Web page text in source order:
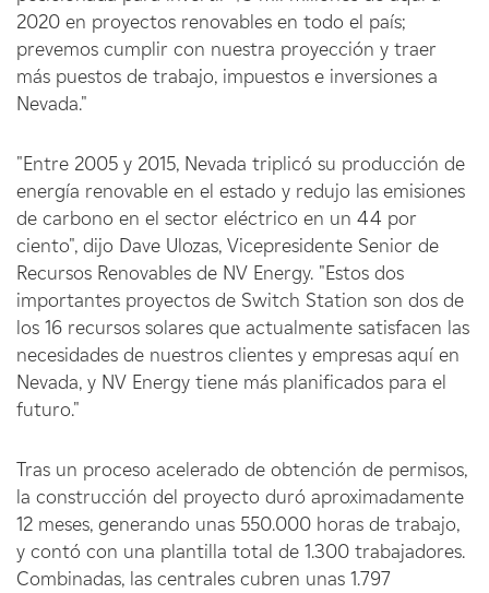
2020 en proyectos renovables en todo el país;
prevemos cumplir con nuestra proyección y traer
más puestos de trabajo, impuestos e inversiones a
Nevada."
"Entre 2005 y 2015, Nevada triplicó su producción de
energía renovable en el estado y redujo las emisiones
de carbono en el sector eléctrico en un 44 por
ciento", dijo Dave Ulozas, Vicepresidente Senior de
Recursos Renovables de NV Energy. "Estos dos
importantes proyectos de Switch Station son dos de
los 16 recursos solares que actualmente satisfacen las
necesidades de nuestros clientes y empresas aquí en
Nevada, y NV Energy tiene más planificados para el
futuro."
Tras un proceso acelerado de obtención de permisos,
la construcción del proyecto duró aproximadamente
12 meses, generando unas 550.000 horas de trabajo,
y contó con una plantilla total de 1.300 trabajadores.
Combinadas, las centrales cubren unas 1.797